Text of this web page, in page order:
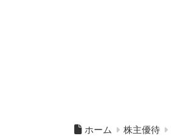
ホーム 株主優待